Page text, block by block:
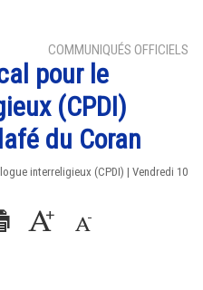
COMMUNIQUÉS OFFICIELS
pour le
(CPDI)
du Coran
interreligieux (CPDI) | Vendredi 10